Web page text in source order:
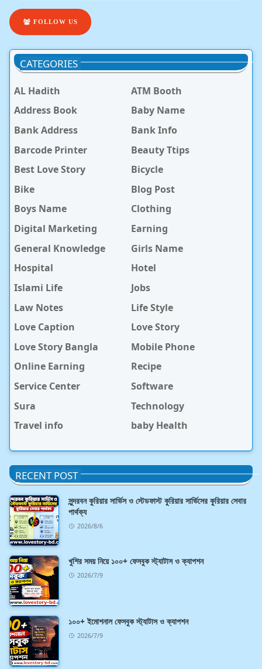
FOLLOW US
CATEGORIES
AL Hadith
ATM Booth
Address Book
Baby Name
Bank Address
Bank Info
Barcode Printer
Beauty Ttips
Best Love Story
Bicycle
Bike
Blog Post
Boys Name
Clothing
Digital Marketing
Earning
General Knowledge
Girls Name
Hospital
Hotel
Islami Life
Jobs
Law Notes
Life Style
Love Caption
Love Story
Love Story Bangla
Mobile Phone
Online Earning
Recipe
Service Center
Software
Sura
Technology
Travel info
baby Health
RECENT POST
সুন্দরবন কুরিয়ার সার্ভিস ও স্টেডফাস্ট কুরিয়ার সার্ভিসের কুরিয়ার সেবার
পার্থক্য
2026/8/6
খুশির সময় নিয়ে ১০০+ ফেসবুক স্ট্যাটাস ও ক্যাপশন
2026/7/9
১০০+ ইমোশনাল ফেসবুক স্ট্যাটাস ও ক্যাপশন
2026/7/9